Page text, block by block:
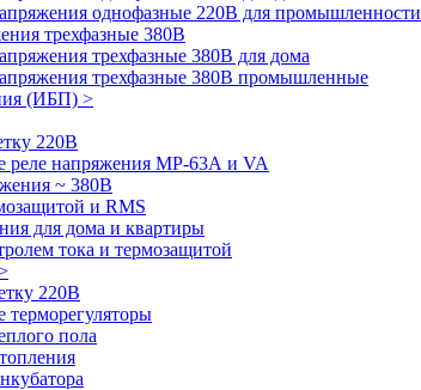
однофазные 220В для промышленности
трехфазные 380В
трехфазные 380В для дома
трехфазные 380В промышленные
(ИБП) >
220В
реле напряжения МР-63А и VA
~ 380В
и RMS
для дома и квартиры
тока и термозащитой
220В
пола